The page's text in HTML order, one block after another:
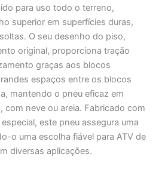
para uso todo o terreno,
superior em superfícies duras,
O seu desenho do piso,
original, proporciona tração
graças aos blocos
espaços entre os blocos
mantendo o pneu eficaz em
com neve ou areia. Fabricado com
este pneu assegura uma
o uma escolha fiável para ATV de
diversas aplicações.